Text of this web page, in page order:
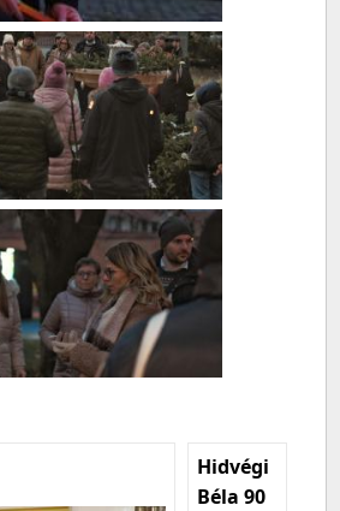
Hidvégi
Béla 90